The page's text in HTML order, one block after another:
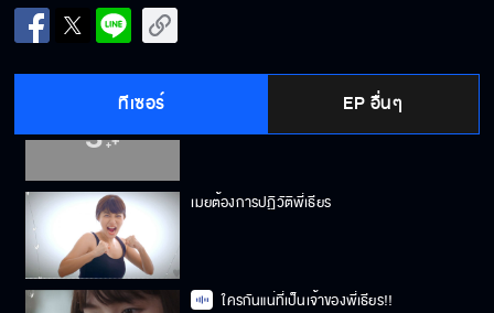
ทีเซอร์ EP อื่นๆ
เราสองคนลองคบกันจริง ๆ ไหม
เมยต้องการปฏิวัติพี่เธียร
ใครกันแน่ที่เป็นเจ้าของพี่เธียร!!